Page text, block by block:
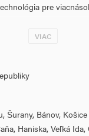
pre
potreby manažéra
a v úseku Bratislava
ŽSR a udržať si
na kontinuálny rast
vyplývajúcej z
VIAC
Šurany, Bánov,
Haniska, Veľká